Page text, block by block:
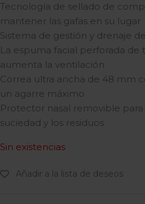
Tecnología de sellado de
mantener las gafas en su lugar
Sistema de gestión y drenaje
La espuma facial perforada
aumenta la ventilación
Correa ultra ancha de 48 mm
un agarre máximo
Protector nasal removible
suciedad y los residuos
Sin existencias
Añadir a la lista de deseos